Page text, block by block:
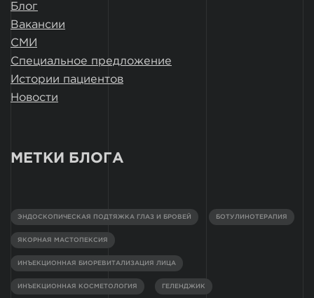
Блог
Вакансии
СМИ
Специальное предложение
Истории пациентов
Новости
МЕТКИ БЛОГА
ЭНДОСКОПИЧЕСКАЯ ПОДТЯЖКА ГЛАЗ И БРОВЕЙ БОТУЛИНОТЕРАПИЯ
ЯКОРНАЯ МАСТОПЕКСИЯ
ИНЪЕКЦИОННАЯ БИОРЕВИТАЛИЗАЦИЯ ЛИЦА
ИНЪЕКЦИОННАЯ КОСМЕТОЛОГИЯ ГЕЛЕНДЖИК